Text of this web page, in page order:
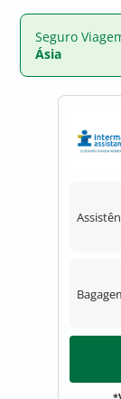
Seguro
Ásia